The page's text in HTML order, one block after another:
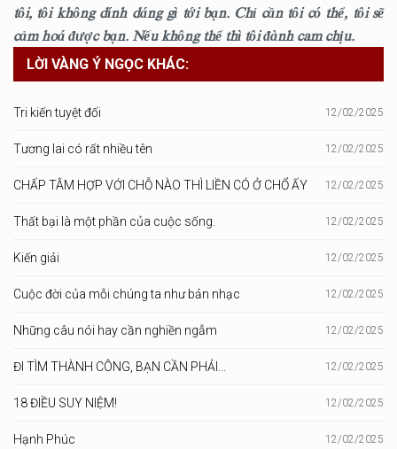
tôi, tôi không dính dáng gì tới bạn. Chỉ cần tôi có thể, tôi sẽ
cảm hoá được bạn. Nếu không thể thì tôi đành cam chịu.
LỜI VÀNG Ý NGỌC KHÁC:
Tri kiến tuyệt đối 12/02/2025
Tương lai có rất nhiều tên 12/02/2025
CHẤP TÂM HỢP VỚI CHỖ NÀO THÌ LIỀN CÓ Ở CHỔ ẤY 12/02/2025
Thất bại là một phần của cuộc sống. 12/02/2025
Kiến giải 12/02/2025
Cuộc đời của mỗi chúng ta như bản nhạc 12/02/2025
Những câu nói hay cần nghiền ngẫm 12/02/2025
ĐI TÌM THÀNH CÔNG, BẠN CẦN PHẢI... 12/02/2025
18 ĐIỀU SUY NIỆM! 12/02/2025
Hạnh Phúc 12/02/2025